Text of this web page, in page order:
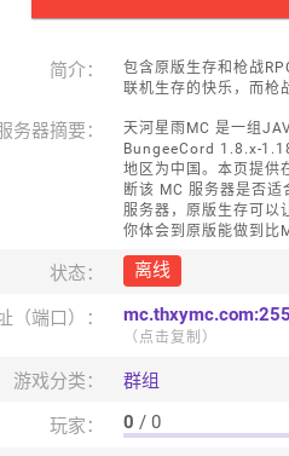
简介：
包含原版生存和枪战
联机生存的快乐，而枪
务器摘要：
天河星雨MC 是一组
BungeeCord 1.8.x-
地区为中国。本页提供
断该 MC 服务器是否适
服务器，原版生存可以
你体会到原版能做到比
状态： 离线
（端口）：
（点击复制）
游戏分类： 群组
玩家： 0 / 0